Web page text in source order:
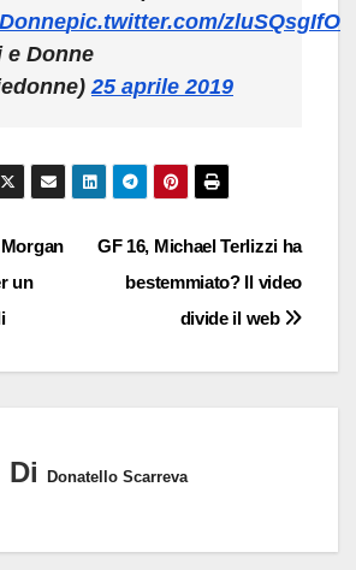
pic.twitter.com/zluSQsgIfO
Donne
25 aprile 2019
GF 16, Michael Terlizzi ha
bestemmiato? Il video
divide il web
Morgan
un
Di Donatello Scarreva